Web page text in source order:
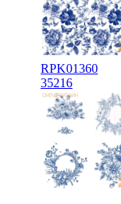
RPK01360
35216